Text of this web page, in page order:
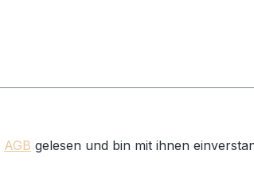
AGB gelesen und bin mit ihnen